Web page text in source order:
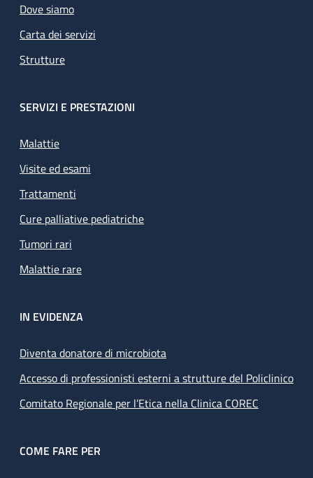
Dove siamo
Carta dei servizi
Strutture
SERVIZI E PRESTAZIONI
Malattie
Visite ed esami
Trattamenti
Cure palliative pediatriche
Tumori rari
Malattie rare
IN EVIDENZA
Diventa donatore di microbiota
Accesso di professionisti esterni a strutture del Policlinico
Comitato Regionale per l’Etica nella Clinica COREC
COME FARE PER